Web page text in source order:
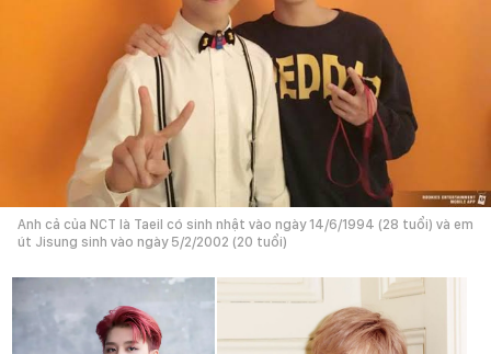
Anh cả của NCT là Taeil có sinh nhật vào ngày 14/6/1994 (28 tuổi) và em
út Jisung sinh vào ngày 5/2/2002 (20 tuổi)